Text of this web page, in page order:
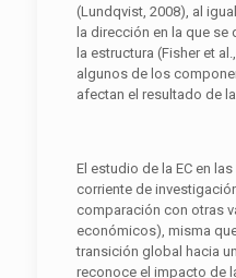
(Lundqvist, 2008), al
la dirección en la que se
la estructura (Fisher et
algunos de los
afectan el resultado de
El estudio de la EC en
corriente de
comparación con otras
económicos), misma
transición global hacia
reconoce el impacto de